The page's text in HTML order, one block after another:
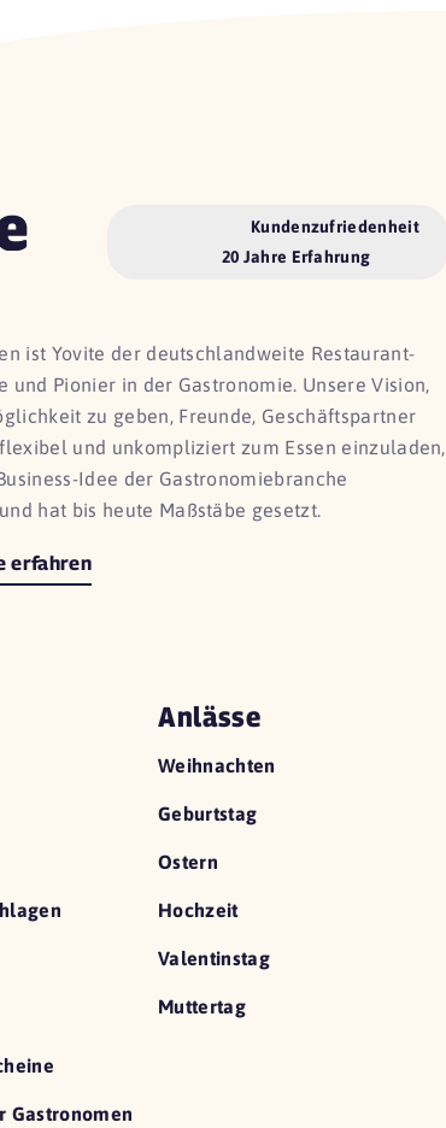
Kundenzufriedenheit
20 Jahre Erfahrung
ist Yovite der deutschlandweite Restaurant-
und Pionier in der Gastronomie. Unsere Vision,
zu geben, Freunde, Geschäftspartner
und unkompliziert zum Essen einzuladen,
Idee der Gastronomiebranche
hat bis heute Maßstäbe gesetzt.
erfahren
Gastronomen
Anlässe
Weihnachten
Geburtstag
Ostern
Hochzeit
Valentinstag
Muttertag